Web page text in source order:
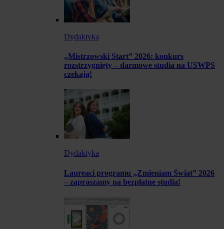
Dydaktyka
„Mistrzowski Start” 2026: konkurs
rozstrzygnięty – darmowe studia na USWPS
czekają!
Dydaktyka
Laureaci programu „Zmieniam Świat” 2026
– zapraszamy na bezpłatne studia!